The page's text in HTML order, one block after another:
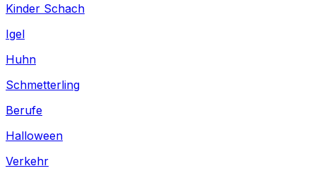
Kinder Schach
Igel
Huhn
Schmetterling
Berufe
Halloween
Verkehr